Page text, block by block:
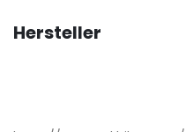
Hersteller